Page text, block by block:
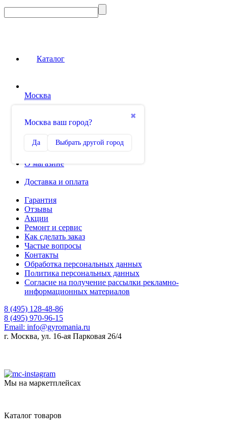
Каталог
Москва
✖
Москва ваш город?
Да Выбрать другой город
0
Избранное
О магазине
Доставка и оплата
Гарантия
Отзывы
Акции
Ремонт и сервис
Как сделать заказ
Частые вопросы
Контакты
Обработка персональных данных
Политика персональных данных
Согласие на получение рассылки рекламно-
информационных материалов
8 (495) 128-48-86
8 (495) 970-96-15
Email: info@gyromania.ru
г. Москва, ул. 16-ая Парковая 26/4
Мы на маркетплейсах
Каталог товаров